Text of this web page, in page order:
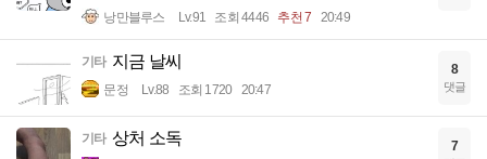
낭만블루스 Lv.91 조회 4446 추천 7 20:49
기타 지금 날씨
문정 Lv.88 조회 1720 20:47
8
댓글
기타 상처 소독 7